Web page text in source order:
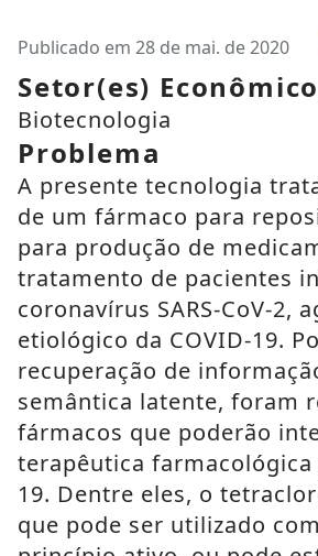
Publicado em 28 de mai. de 2020
Setor(es)
Biotecnologia
Problema
A presente tecnologia
de um fármaco para
para produção de
tratamento de pacientes
coronavírus SARS-CoV-2,
etiológico da COVID-19.
recuperação de
semântica latente, foram
fármacos que poderão
terapêutica farmacológica
19. Dentre eles, o
que pode ser utilizado